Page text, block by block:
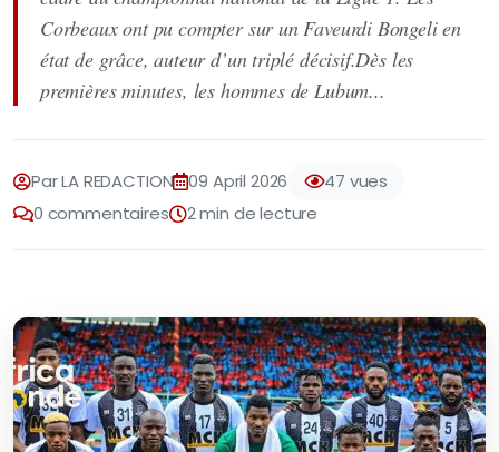
Corbeaux ont pu compter sur un Faveurdi Bongeli en
état de grâce, auteur d’un triplé décisif.Dès les
premières minutes, les hommes de Lubum...
Par LA REDACTION 09 April 2026
47 vues
0 commentaires
2 min de lecture